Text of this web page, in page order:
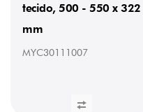
tecido, 500 - 550 x 322
mm
MYC30111007